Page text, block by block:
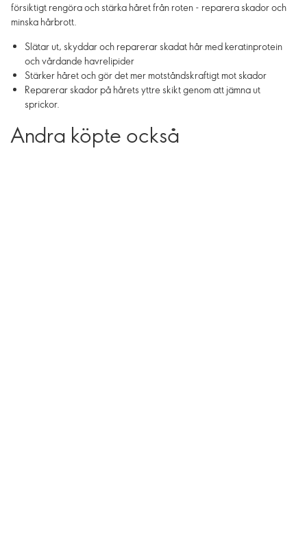
försiktigt rengöra och stärka håret från roten - reparera skador och
minska hårbrott.
Slätar ut, skyddar och reparerar skadat hår med keratinprotein
och vårdande havrelipider
Stärker håret och gör det mer motståndskraftigt mot skador
Reparerar skador på hårets yttre skikt genom att jämna ut
sprickor.
Andra köpte också